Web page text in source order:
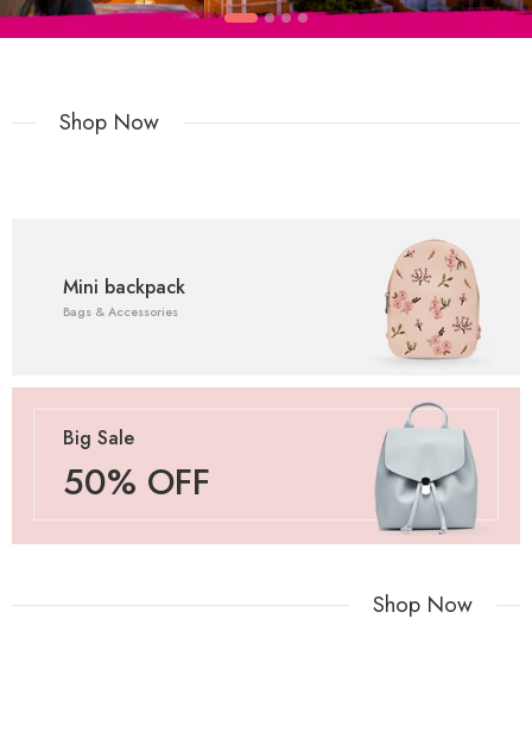
Shop Now
Mini backpack
Bags & Accessories
Big Sale
50% OFF
Shop Now